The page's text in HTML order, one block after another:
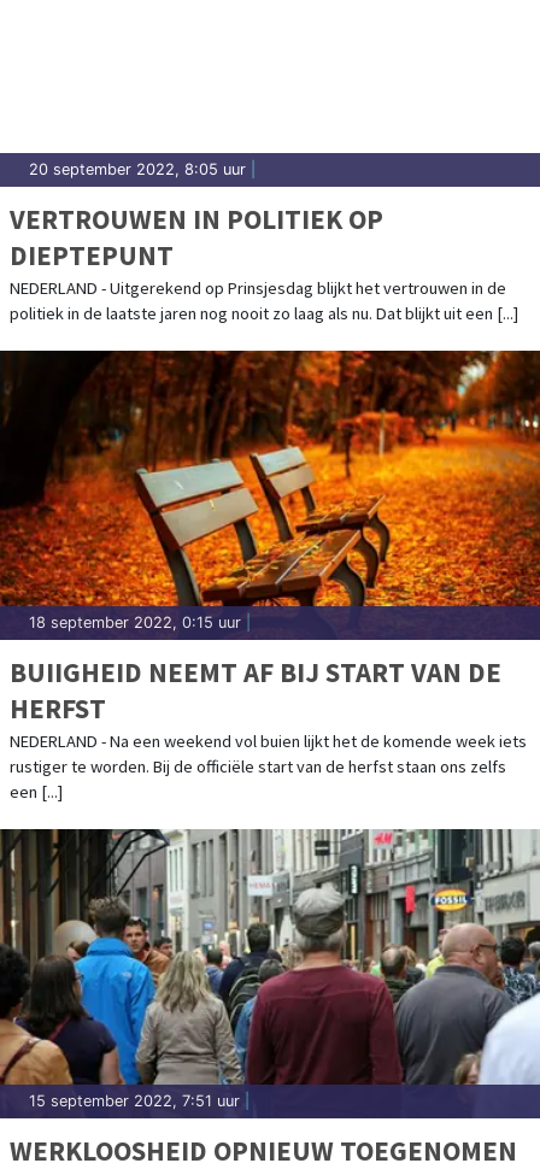
20 september 2022, 8:05 uur
VERTROUWEN IN POLITIEK OP
DIEPTEPUNT
NEDERLAND - Uitgerekend op Prinsjesdag blijkt het vertrouwen in de
politiek in de laatste jaren nog nooit zo laag als nu. Dat blijkt uit een [...]
18 september 2022, 0:15 uur
BUIIGHEID NEEMT AF BIJ START VAN DE
HERFST
NEDERLAND - Na een weekend vol buien lijkt het de komende week iets
rustiger te worden. Bij de officiële start van de herfst staan ons zelfs
een [...]
15 september 2022, 7:51 uur
WERKLOOSHEID OPNIEUW TOEGENOMEN